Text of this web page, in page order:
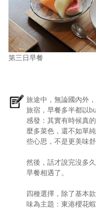
第三日早餐
旅途中，無論國內外
旅宿，早餐多半都以
感發：其實有時候真
麼多菜色，還不如單
些心思，不是更美味
然後，話才說完沒多
早餐相遇了。
四種選擇，除了基本
味為主題：東港櫻花